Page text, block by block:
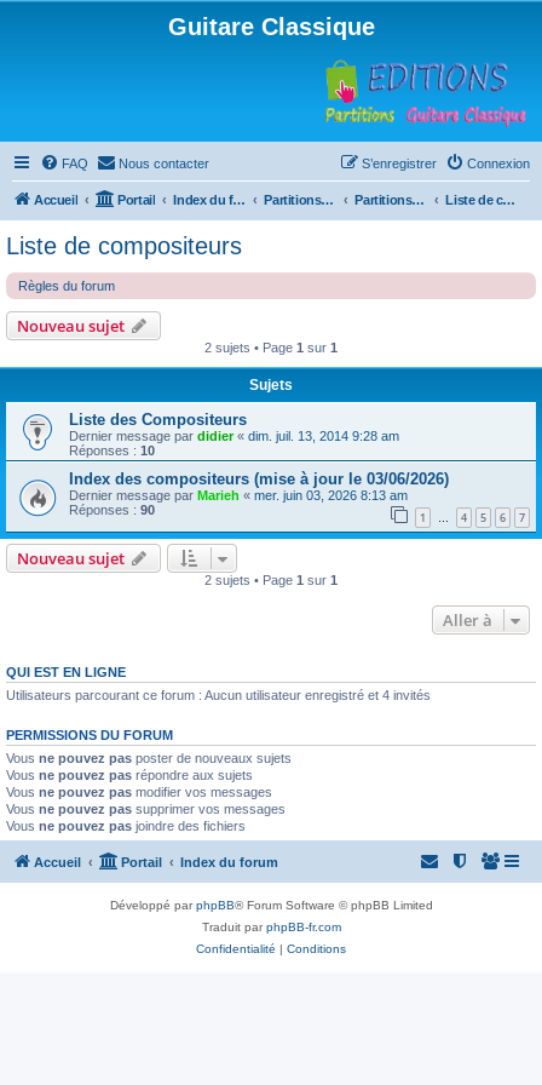
Guitare Classique
FAQ Nous contacter Connexion
S’enregistrer
Accueil Portail Index du forum Partitions pour guitare en libre téléchargement Partitions classées par compositeur Liste de compositeurs
Liste de compositeurs
Règles du forum
Nouveau sujet
2 sujets • Page 1 sur 1
Sujets
Liste des Compositeurs
Dernier message par didier« dim. juil. 13, 2014 9:28 am
Réponses : 10
Index des compositeurs (mise à jour le 03/06/2026)
Dernier message par Marieh « mer. juin 03, 2026 8:13 am
Réponses : 90 1 … 4 5 6 7
Nouveau sujet
2 sujets • Page 1 sur 1
Aller à
QUI EST EN LIGNE
Utilisateurs parcourant ce forum : Aucun utilisateur enregistré et 4 invités
PERMISSIONS DU FORUM
Vous ne pouvez pas poster de nouveaux sujets
Vous ne pouvez pas répondre aux sujets
Vous ne pouvez pas modifier vos messages
Vous ne pouvez pas supprimer vos messages
Vous ne pouvez pas joindre des fichiers
Accueil Portail Index du forum
Développé parphpBB® Forum Software © phpBB Limited
Traduit parphpBB-fr.com
Confidentialité | Conditions